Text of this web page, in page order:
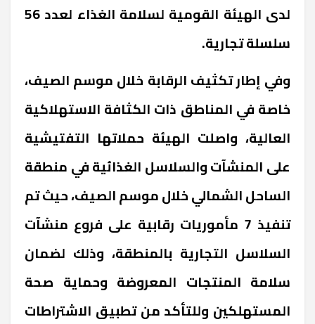
لدى الهيئة القومية لسلامة الغذاء لعدد 56
سلسلة تجارية.
وفي إطار تكثيف الرقابة خلال موسم الصيف،
خاصة في المناطق ذات الكثافة الاستهلاكية
العالية، واصلت الهيئة حملاتها التفتيشية
على المنشآت والسلاسل الغذائية في منطقة
الساحل الشمالي خلال موسم الصيف، حيث تم
تنفيذ 7 مأموريات رقابية على فروع منشآت
السلاسل التجارية بالمنطقة، وذلك لضمان
سلامة المنتجات المعروضة وحماية صحة
المستهلكين وللتأكد من تطبيق الاشتراطات